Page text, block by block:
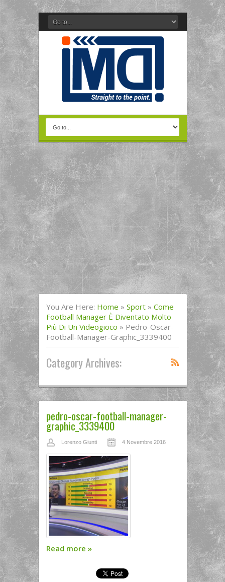
You Are Here: Home » Sport » Come
Football Manager È Diventato Molto
Più Di Un Videogioco » Pedro-Oscar-
Football-Manager-Graphic_3339400
Category Archives:
pedro-oscar-football-manager-
graphic_3339400
Lorenzo Giunti 4 Novembre 2016
Read more »